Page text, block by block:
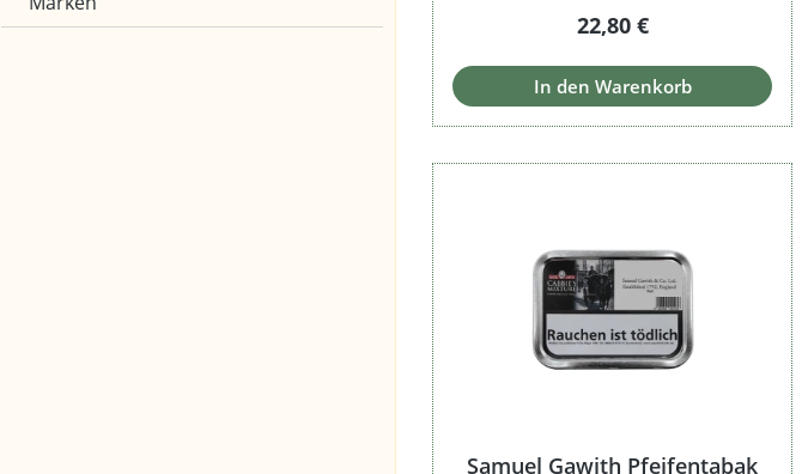
Regulärer Preis:
22,80 €
In den Warenkorb
Samuel Gawith Pfeifentabak